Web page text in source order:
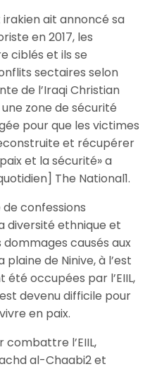
ait annoncé sa
en 2017, les
ciblés et ils se
sectaires selon
de l’Iraqi Christian
zone de sécurité
pour que les victimes
et récupérer
et la sécurité» a
The National1.
confessions
diversité ethnique et
dommages causés aux
de Ninive, à l’est
été occupées par l’EIIL,
devenu difficile pour
en paix.
combattre l’EIIL,
al-Chaabi2 et